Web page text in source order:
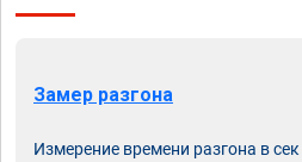
Замер разгона
Измерение времени разгона в